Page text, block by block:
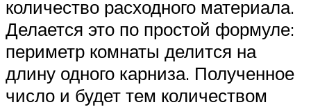
количество расходного материала.
Делается это по простой формуле:
периметр комнаты делится на
длину одного карниза. Полученное
число и будет тем количеством